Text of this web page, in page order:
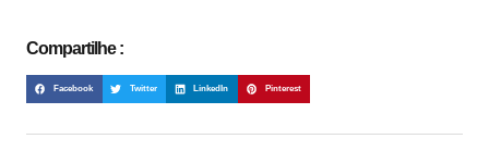
Compartilhe :
Facebook Twitter LinkedIn Pinterest